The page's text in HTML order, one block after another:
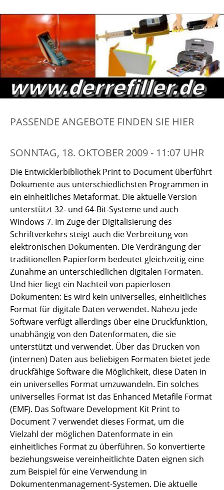
PASSENDE ANGEBOTE FINDEN SIE HIER
SONNTAG, 18. OKTOBER 2009 - 11:07 UHR
Die Entwicklerbibliothek Print to Document überführt
Dokumente aus unterschiedlichsten Programmen in
ein einheitliches Metaformat. Die aktuelle Version
unterstützt 32- und 64-Bit-Systeme und auch
Windows 7. Im Zuge der Digitalisierung des
Schriftverkehrs steigt auch die Verbreitung von
elektronischen Dokumenten. Die Verdrängung der
traditionellen Papierform bedeutet gleichzeitig eine
Zunahme an unterschiedlichen digitalen Formaten.
Und hier liegt ein Nachteil von papierlosen
Dokumenten: Es wird kein universelles, einheitliches
Format für digitale Daten verwendet. Nahezu jede
Software verfügt allerdings über eine Druckfunktion,
unabhängig von den Datenformaten, die sie
unterstützt und verwendet. Über das Drucken von
(internen) Daten aus beliebigen Formaten bietet jede
druckfähige Software die Möglichkeit, diese Daten in
ein universelles Format umzuwandeln. Ein solches
universelles Format ist das Enhanced Metafile Format
(EMF). Das Software Development Kit Print to
Document 7 verwendet dieses Format, um die
Vielzahl der möglichen Datenformate in ein
einheitliches Format zu überführen. So konvertierte
beziehungsweise vereinheitlichte Daten eignen sich
zum Beispiel für eine Verwendung in
Dokumentenmanagement-Systemen. Die aktuelle